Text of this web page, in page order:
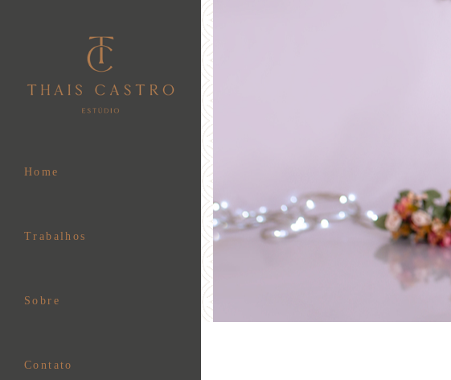
Home
Trabalhos
Sobre
Contato